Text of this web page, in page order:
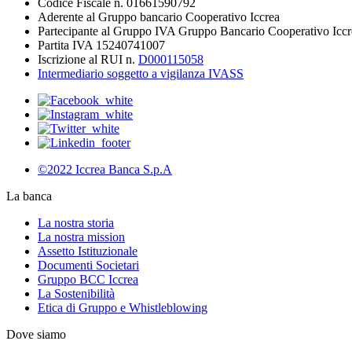
Codice Fiscale n. 01661590792
Aderente al Gruppo bancario Cooperativo Iccrea
Partecipante al Gruppo IVA Gruppo Bancario Cooperativo
Partita IVA 15240741007
Iscrizione al RUI n. D000115058
Intermediario soggetto a vigilanza IVASS
©2022 Iccrea Banca S.p.A
La banca
La nostra storia
La nostra mission
Assetto Istituzionale
Documenti Societari
Gruppo BCC Iccrea
La Sostenibilità
Etica di Gruppo e Whistleblowing
Dove siamo